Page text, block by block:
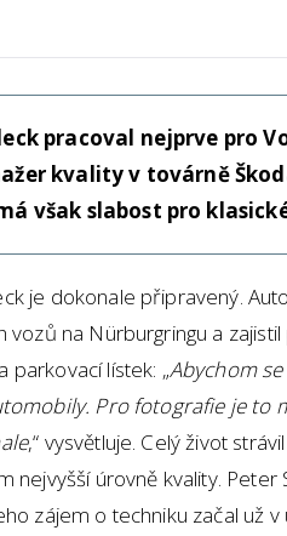
pracoval nejprve pro
kvality v továrně
však slabost pro
je dokonale připravený.
vozů na Nürburgringu a
parkovací lístek: „Abychom
Pro fotografie je to
,“ vysvětluje. Celý život
nejvyšší úrovně kvality.
zájem o techniku začal už